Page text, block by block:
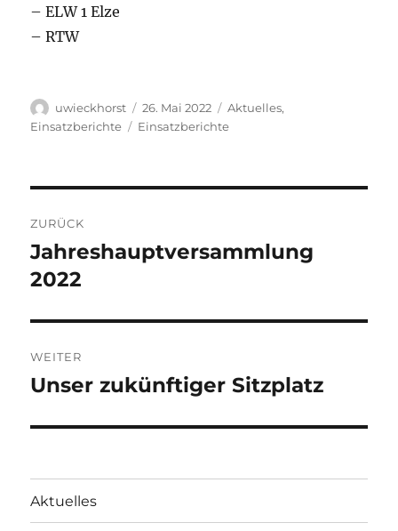
– ELW 1 Elze
– RTW
Autor
uwieckhorst
Veröffentlicht
am
26. Mai 2022 Kategorien
Aktuelles,
Einsatzberichte
Schlagwörter
Einsatzberichte
ZURÜCK
Vorheriger
Beitrag:
Jahreshauptversammlung
2022
WEITER
Nächster
Unser zukünftiger Sitzplatz
Aktuelles